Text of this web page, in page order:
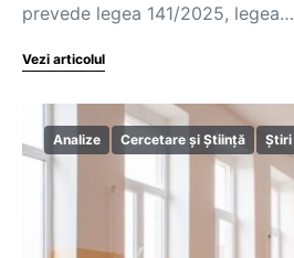
prevede legea 141/2025, legea…
Vezi articolul
Analize Cercetare și Știință Știri